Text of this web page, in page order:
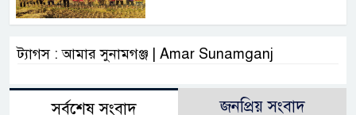
ট্যাগস : আমার সুনামগঞ্জ | Amar Sunamganj
সর্বশেষ সংবাদ জনপ্রিয় সংবাদ